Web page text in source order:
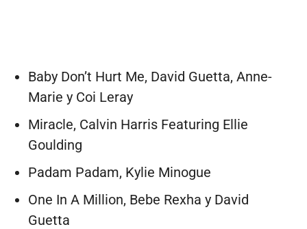
Baby Don’t Hurt Me, David Guetta, Anne-
Marie y Coi Leray
Miracle, Calvin Harris Featuring Ellie
Goulding
Padam Padam, Kylie Minogue
One In A Million, Bebe Rexha y David
Guetta